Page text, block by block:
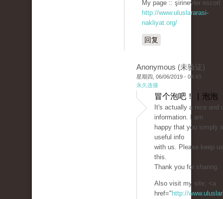
My page :: şirinevler escort
http://www.uluslararasi-
nakliyat.org/
回复
Anonymous (未验证)
星期四, 06/06/2019 - 04:43
永久连接
冒个泡吧！ | 泡泡
It's actually a nice and
information. I am
happy that you simply
useful info
with us. Please keep
this.
Thank you for sharing.
Also visit my site; <a
href=" http://